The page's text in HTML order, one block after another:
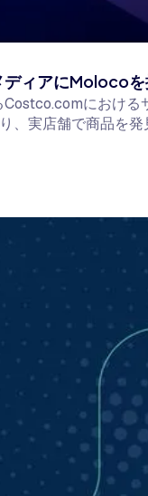
ィアにMoloco
におけ
、実店舗で商品を